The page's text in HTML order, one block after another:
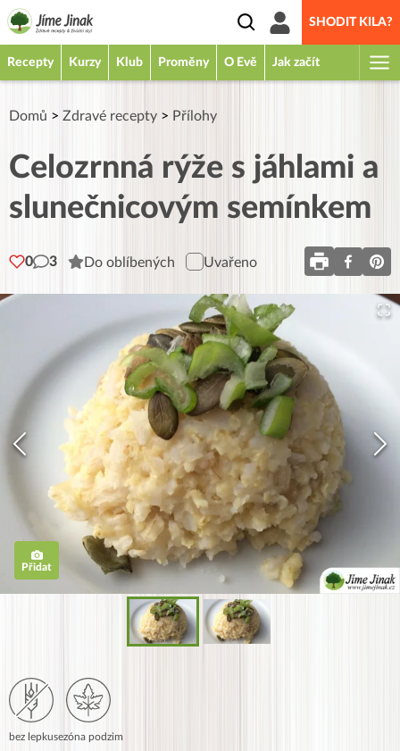
SHODIT KILA?
Recepty Kurzy Klub Proměny O Evě Jak začít
Domů > Zdravé recepty > Přílohy
Celozrnná rýže s jáhlami a
slunečnicovým semínkem
0 3 Do oblíbených Uvařeno
Přidat
bez lepkusezóna podzim